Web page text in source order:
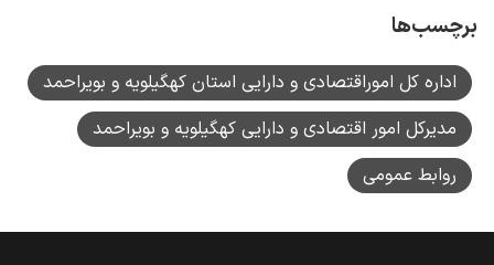
برچسب‌ها
اداره کل اموراقتصادی و دارایی استان کهگیلویه و بویراحمد
مدیرکل امور اقتصادی و دارایی کهگیلویه و بویراحمد
روابط عمومی